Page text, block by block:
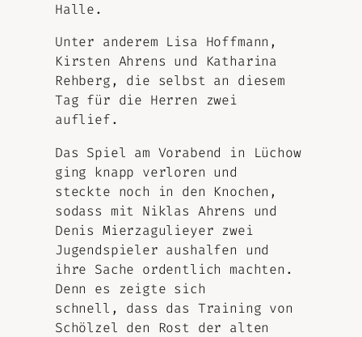
Halle.
Unter anderem Lisa Hoffmann,
Kirsten Ahrens und Katharina
Rehberg, die selbst an diesem
Tag für die Herren zwei
auflief.
Das Spiel am Vorabend in Lüchow
ging knapp verloren und
steckte noch in den Knochen,
sodass mit Niklas Ahrens und
Denis Mierzagulieyer zwei
Jugendspieler aushalfen und
ihre Sache ordentlich machten.
Denn es zeigte sich
schnell, dass das Training von
Schölzel den Rost der alten